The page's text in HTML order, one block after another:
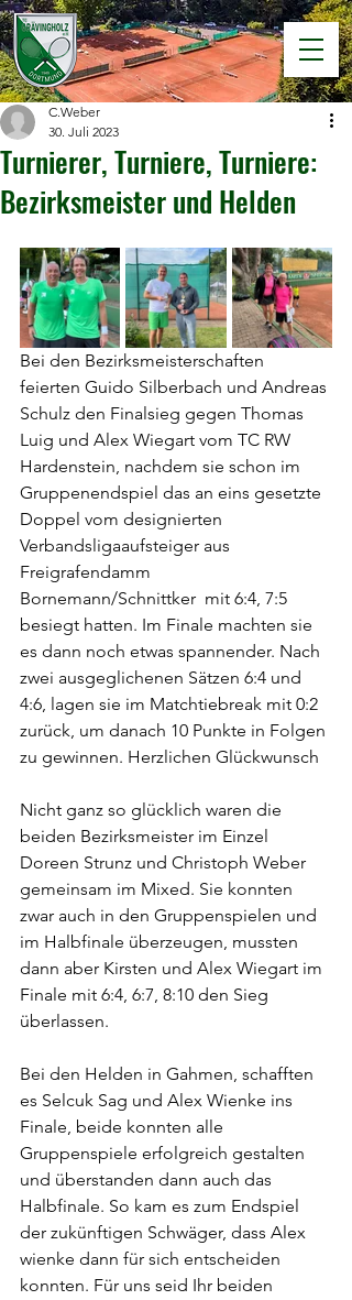
Turnierer, Turniere, Turniere:
Bezirksmeister und Helden
C.Weber
30. Juli 2023
Bei den Bezirksmeisterschaften
feierten Guido Silberbach und Andreas
Schulz den Finalsieg gegen Thomas
Luig und Alex Wiegart vom TC RW
Hardenstein, nachdem sie schon im
Gruppenendspiel das an eins gesetzte
Doppel vom designierten
Verbandsligaaufsteiger aus
Freigrafendamm
Bornemann/Schnittker  mit 6:4, 7:5
besiegt hatten. Im Finale machten sie
es dann noch etwas spannender. Nach
zwei ausgeglichenen Sätzen 6:4 und
4:6, lagen sie im Matchtiebreak mit 0:2
zurück, um danach 10 Punkte in Folgen
zu gewinnen. Herzlichen Glückwunsch
Nicht ganz so glücklich waren die
beiden Bezirksmeister im Einzel
Doreen Strunz und Christoph Weber
gemeinsam im Mixed. Sie konnten
zwar auch in den Gruppenspielen und
im Halbfinale überzeugen, mussten
dann aber Kirsten und Alex Wiegart im
Finale mit 6:4, 6:7, 8:10 den Sieg
überlassen.
Bei den Helden in Gahmen, schafften
es Selcuk Sag und Alex Wienke ins
Finale, beide konnten alle
Gruppenspiele erfolgreich gestalten
und überstanden dann auch das
Halbfinale. So kam es zum Endspiel
der zukünftigen Schwäger, dass Alex
wienke dann für sich entscheiden
konnten. Für uns seid Ihr beiden